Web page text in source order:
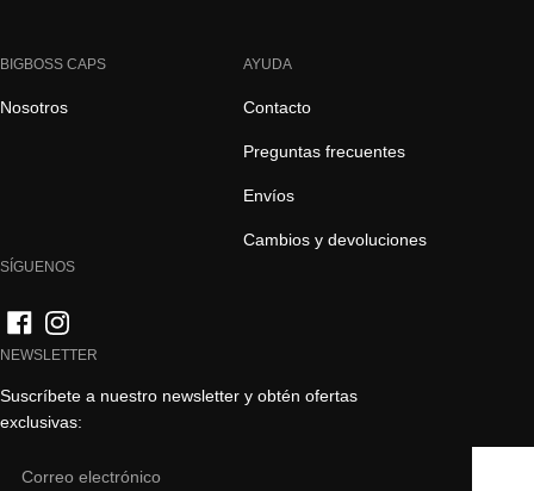
la la
BIGBOSS CAPS
Nosotros
AYUDA
Contacto
Preguntas frecuentes
Envíos
Cambios y devoluciones
SÍGUENOS
NEWSLETTER
Suscríbete a nuestro newsletter y obtén ofertas
exclusivas: